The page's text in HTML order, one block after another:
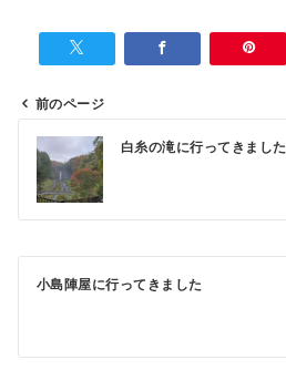
投
稿
ナ
ゲ
シ
前のページ
白糸の滝に行ってきました
小島陣屋に行ってきました